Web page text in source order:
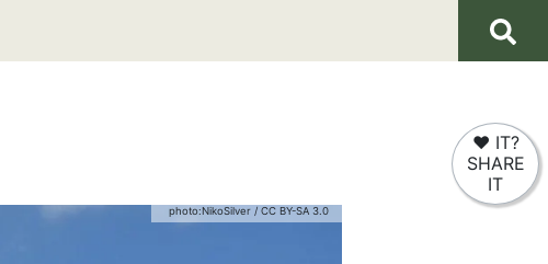
❤ IT?
SHARE
IT
photo:NikoSilver / CC BY-SA 3.0